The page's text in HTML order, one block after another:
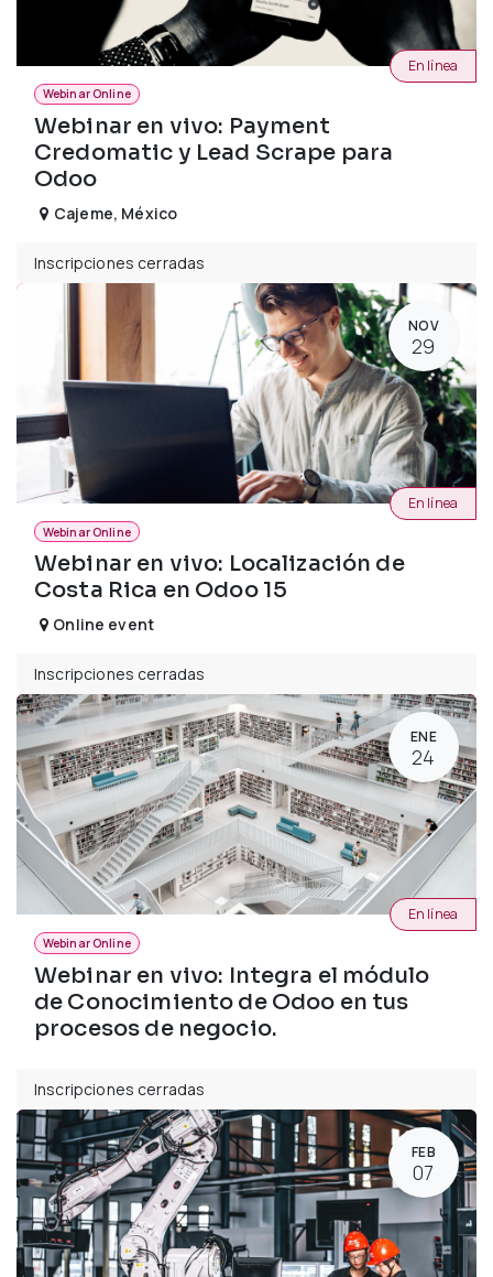
Webinar Online
Webinar en vivo: Payment
Credomatic y Lead Scrape para
Odoo
En línea
Cajeme, México
Inscripciones cerradas
NOV
29
Webinar Online
Webinar en vivo: Localización de
Costa Rica en Odoo 15
En línea
Online event
Inscripciones cerradas
ENE
24
Webinar Online
Webinar en vivo: Integra el módulo
de Conocimiento de Odoo en tus
procesos de negocio.
En línea
Inscripciones cerradas
FEB
07